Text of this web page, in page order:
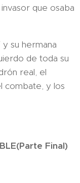
que osaba
su hermana
de toda su
real, el
combate, y los
Final)